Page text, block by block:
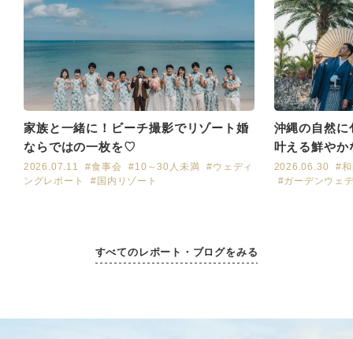
すべてのレポート・ブログをみる
家族と一緒に！ビーチ撮影でリゾート婚
ならではの一枚を♡
2026.07.11 #食事会 #10～30人未満
#ウェディ
ングレポート
#国内リゾート
沖縄の自然
叶える鮮や
2026.06.30
#
#ガーデンウェ